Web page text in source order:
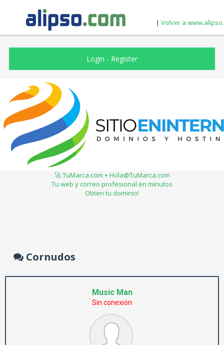
| Volver a
Login - Register
🚀 TuMarca.com + Hola@TuMarca.com
Tu web y correo profesional en minutos
Obten tu dominio!
Cornudos
Music Man
Sin conexión